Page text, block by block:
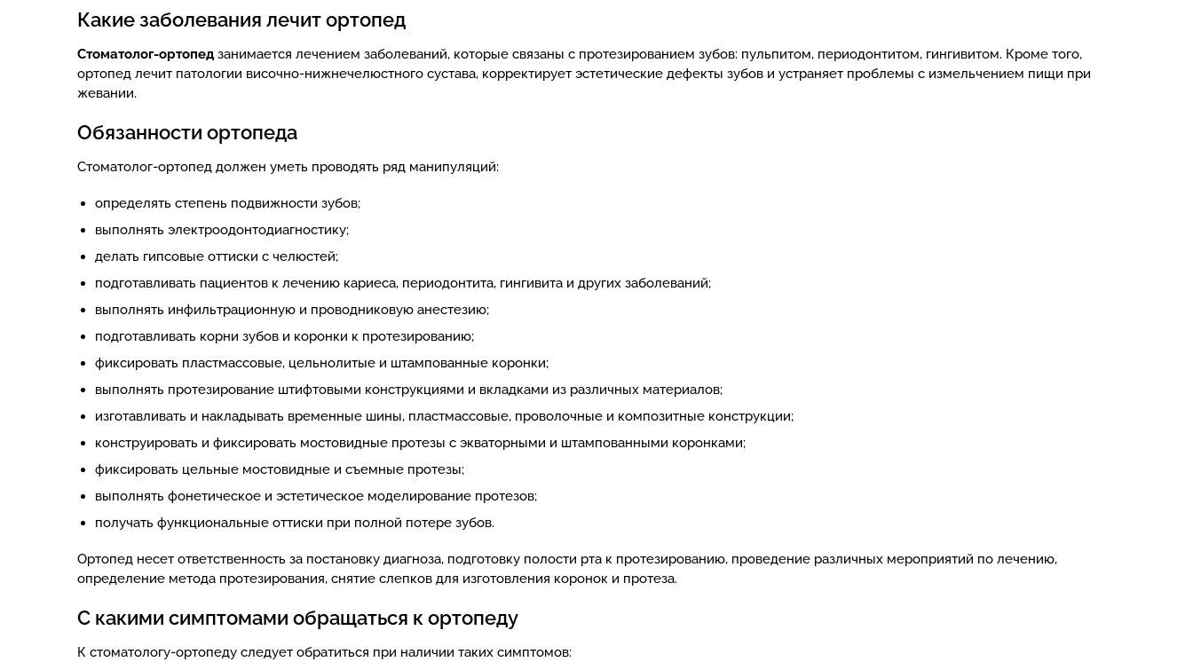
Какие заболевания лечит ортопед
Стоматолог-ортопедзанимается лечением заболеваний, которые связаны с протезированием зубов: пульпитом, периодонтитом, гингивитом. Кроме того,
ортопед лечит патологии височно-нижнечелюстного сустава, корректирует эстетические дефекты зубов и устраняет проблемы с измельчением пищи при
жевании.
Обязанности ортопеда
Стоматолог-ортопед должен уметь проводять ряд манипуляций:
определять степень подвижности зубов;
выполнять электроодонтодиагностику;
делать гипсовые оттиски с челюстей;
подготавливать пациентов к лечению кариеса, периодонтита, гингивита и других заболеваний;
выполнять инфильтрационную и проводниковую анестезию;
подготавливать корни зубов и коронки к протезированию;
фиксировать пластмассовые, цельнолитые и штампованные коронки;
выполнять протезирование штифтовыми конструкциями и вкладками из различных материалов;
изготавливать и накладывать временные шины, пластмассовые, проволочные и композитные конструкции;
конструировать и фиксировать мостовидные протезы с экваторными и штампованными коронками;
фиксировать цельные мостовидные и съемные протезы;
выполнять фонетическое и эстетическое моделирование протезов;
получать функциональные оттиски при полной потере зубов.
Ортопед несет ответственность за постановку диагноза, подготовку полости рта к протезированию, проведение различных мероприятий по лечению,
определение метода протезирования, снятие слепков для изготовления коронок и протеза.
С какими симптомами обращаться к ортопеду
К стоматологу-ортопеду следует обратиться при наличии таких симптомов: